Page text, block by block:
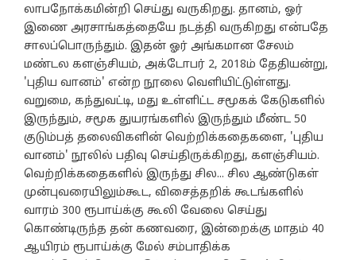
லாபநோக்கமின்றி செய்து வருகிறது. தானம், ஓர்
இணை அரசாங்கத்தையே நடத்தி வருகிறது என்பதே
சாலப்பொருந்தும். இதன் ஓர் அங்கமான சேலம்
மண்டல களஞ்சியம், அக்டோபர் 2, 2018ம் தேதியன்று,
'புதிய வானம்' என்ற நூலை வெளியிட்டுள்ளது.
வறுமை, கந்துவட்டி, மது உள்ளிட்ட சமூகக் கேடுகளில்
இருந்தும், சமூக துயரங்களில் இருந்தும் மீண்ட 50
குடும்பத் தலைவிகளின் வெற்றிக்கதைகளை, 'புதிய
வானம்' நூலில் பதிவு செய்திருக்கிறது, களஞ்சியம்.
வெற்றிக்கதைகளில் இருந்து சில... சில ஆண்டுகள்
முன்புவரையிலும்கூட, விசைத்தறிக் கூடங்களில்
வாரம் 300 ரூபாய்க்கு கூலி வேலை செய்து
கொண்டிருந்த தன் கணவரை, இன்றைக்கு மாதம் 40
ஆயிரம் ரூபாய்க்கு மேல் சம்பாதிக்க